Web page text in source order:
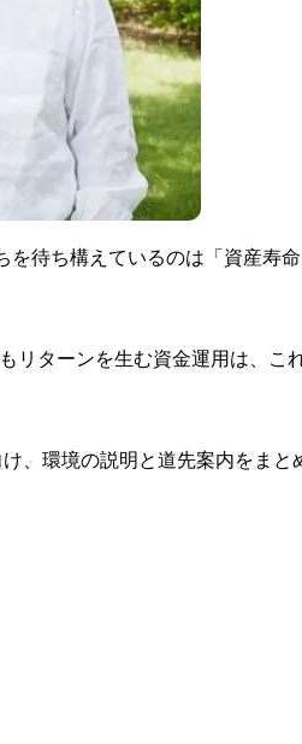
を待ち構えているのは「資産寿
リターンを生む資金運用は、こ
、環境の説明と道先案内をまと